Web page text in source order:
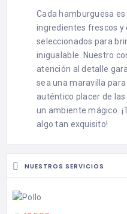
Cada hamburguesa
ingredientes frescos y
seleccionados para
inigualable. Nuestro
atención al detalle
sea una maravilla
auténtico placer de
un ambiente mágico.
algo tan exquisito!
NUESTROS SERVICIOS